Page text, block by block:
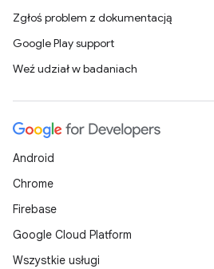
Zgłoś problem z dokumentacją
Google Play support
Weź udział w badaniach
Android
Chrome
Firebase
Google Cloud Platform
Wszystkie usługi